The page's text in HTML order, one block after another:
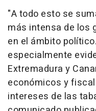
"A todo esto se
más intensa de los
en el ámbito
especialmente
Extremadura y
económicos y
intereses de las